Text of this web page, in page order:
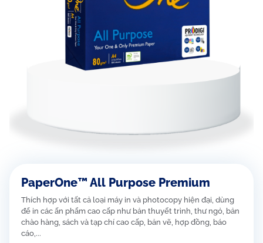
PaperOne™ All Purpose Premium
Thích hợp với tất cả loại máy in và photocopy hiện đại, dùng
để in các ấn phẩm cao cấp như bản thuyết trình, thư ngỏ, bản
chào hàng, sách và tạp chí cao cấp, bản vẽ, hợp đồng, báo
cáo,...